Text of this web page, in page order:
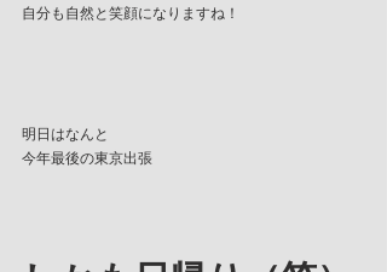
自分も自然と笑顔になりますね！
明日はなんと
今年最後の東京出張